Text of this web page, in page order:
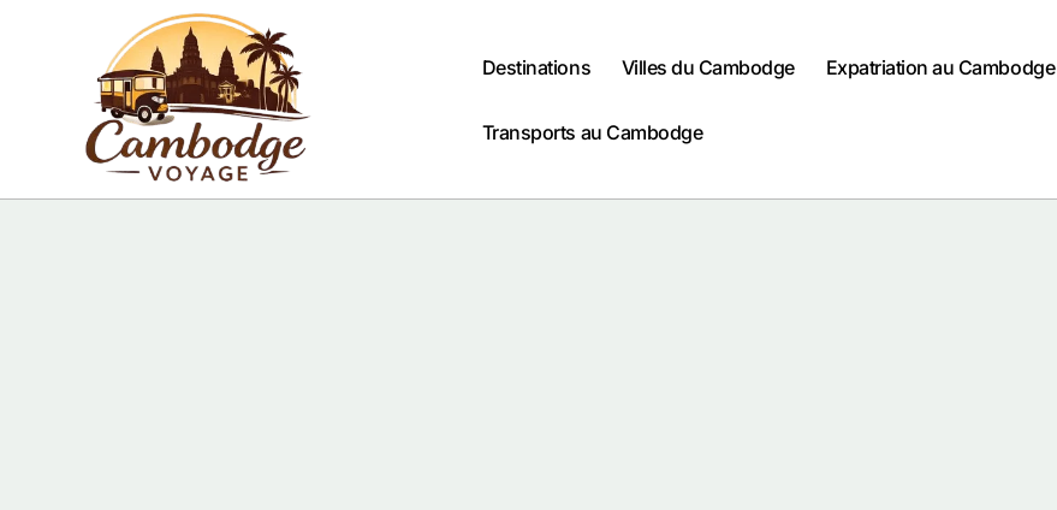
Destinations Villes du Cambodge Expatriation au Cambodge
Transports au Cambodge